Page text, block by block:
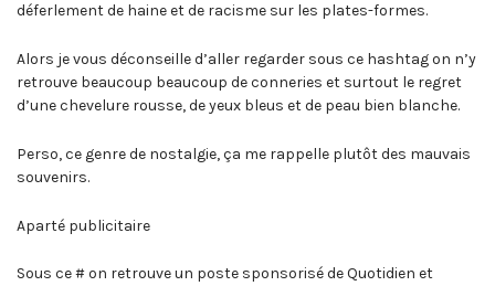
déferlement de haine et de racisme sur les plates-formes.
Alors je vous déconseille d’aller regarder sous ce hashtag on n’y
retrouve beaucoup beaucoup de conneries et surtout le regret
d’une chevelure rousse, de yeux bleus et de peau bien blanche.
Perso, ce genre de nostalgie, ça me rappelle plutôt des mauvais
souvenirs.
Aparté publicitaire
Sous ce # on retrouve un poste sponsorisé de Quotidien et